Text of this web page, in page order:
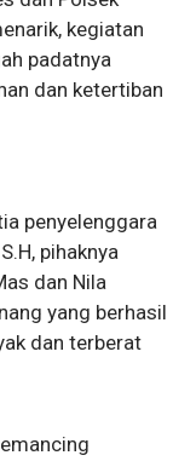
kegiatan
padatnya
dan ketertiban
penyelenggara
pihaknya
dan Nila
yang berhasil
dan terberat